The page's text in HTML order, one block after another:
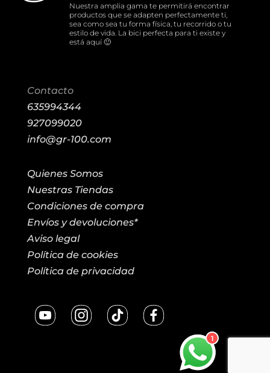
Nuestra amplia gama te permitirá encontrar
productos que se adapten perfectamente ti,
sea como sea tu forma física, tu recorrido o tu
estilo de vida. La bici perfecta para ti existe y
está aquí 🙂
Contacto
635994344
927099020
info@gr-100.com
Quienes Somos
Nuestras Tiendas
Condiciones de compra
Envíos y devoluciones*
Aviso legal
Política de cookies
Política de privacidad
1